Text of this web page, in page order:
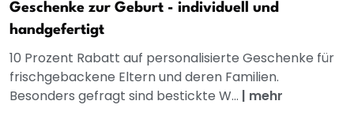
Geschenke zur Geburt - individuell und
handgefertigt
10 Prozent Rabatt auf personalisierte Geschenke für
frischgebackene Eltern und deren Familien.
Besonders gefragt sind bestickte W... | mehr